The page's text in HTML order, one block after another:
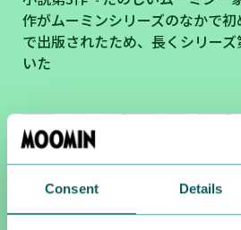
Consent Details
作がムーミンシリーズのなかで
で出版されたため、長くシリー
いた